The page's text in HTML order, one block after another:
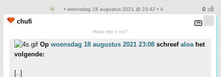
• woensdag 18 augustus 2021 @ 23:42 • 4
chufi
Hace frio o no?
Op woensdag 18 augustus 2021 23:08 schreef aloahet
volgende:
[..]